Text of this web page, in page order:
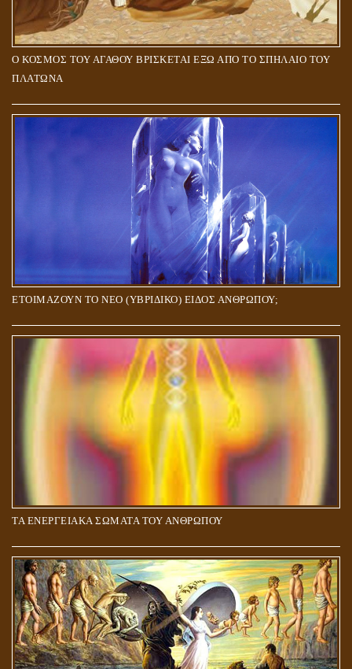
Ο ΚΟΣΜΟΣ ΤΟΥ ΑΓΑΘΟΥ ΒΡΙΣΚΕΤΑΙ ΕΞΩ ΑΠΟ ΤΟ ΣΠΗΛΑΙΟ ΤΟΥ
ΠΛΑΤΩΝΑ
ΕΤΟΙΜΑΖΟΥΝ ΤΟ ΝΕΟ (ΥΒΡΙΔΙΚΟ) ΕΙΔΟΣ ΑΝΘΡΩΠΟΥ;
ΤΑ ΕΝΕΡΓΕΙΑΚΑ ΣΩΜΑΤΑ ΤΟΥ ΑΝΘΡΩΠΟΥ